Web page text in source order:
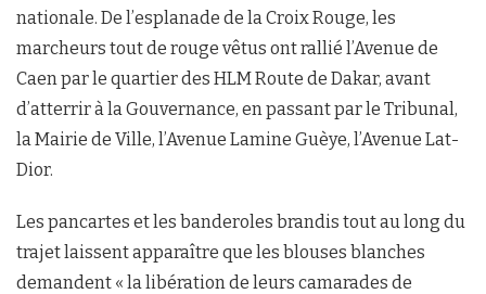
nationale. De l’esplanade de la Croix Rouge, les
marcheurs tout de rouge vêtus ont rallié l’Avenue de
Caen par le quartier des HLM Route de Dakar, avant
d’atterrir à la Gouvernance, en passant par le Tribunal,
la Mairie de Ville, l’Avenue Lamine Guèye, l’Avenue Lat-
Dior.
Les pancartes et les banderoles brandis tout au long du
trajet laissent apparaître que les blouses blanches
demandent « la libération de leurs camarades de